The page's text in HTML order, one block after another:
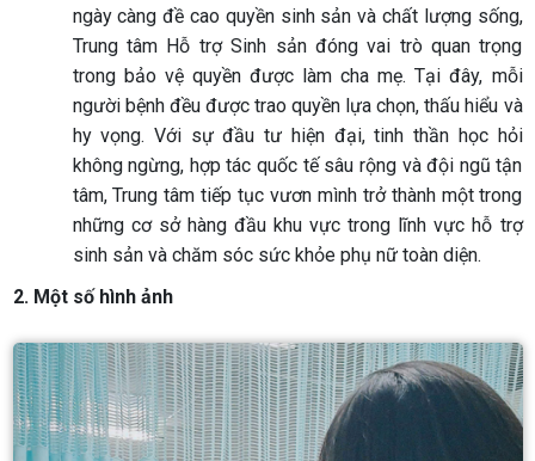
ngày càng đề cao quyền sinh sản và chất lượng sống,
Trung tâm Hỗ trợ Sinh sản đóng vai trò quan trọng
trong bảo vệ quyền được làm cha mẹ. Tại đây, mỗi
người bệnh đều được trao quyền lựa chọn, thấu hiểu và
hy vọng. Với sự đầu tư hiện đại, tinh thần học hỏi
không ngừng, hợp tác quốc tế sâu rộng và đội ngũ tận
tâm, Trung tâm tiếp tục vươn mình trở thành một trong
những cơ sở hàng đầu khu vực trong lĩnh vực hỗ trợ
sinh sản và chăm sóc sức khỏe phụ nữ toàn diện.
2. Một số hình ảnh